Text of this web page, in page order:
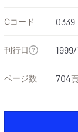
Cコード 0339
刊行日
ページ数 704